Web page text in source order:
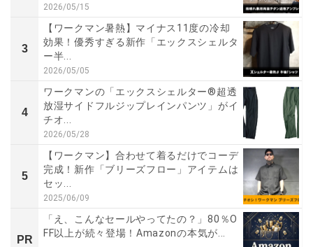
2026/05/15
3
【ワークマン暑熱】マイナス11度の冷却
効果！優秀すぎる新作「エックスシェルタ
ー半...
2026/05/05
4
ワークマンの「エックスシェルター®超透
放湿サイドフルジップレインパンツ」がイ
チオ...
2026/05/28
5
【ワークマン】合わせて着るだけでコーデ
完成！新作「ブリーズフロー」アイテムは
セッ...
2025/06/09
PR
「え、こんなセールやってたの？」80％O
FF以上が続々登場！Amazonの本気が...